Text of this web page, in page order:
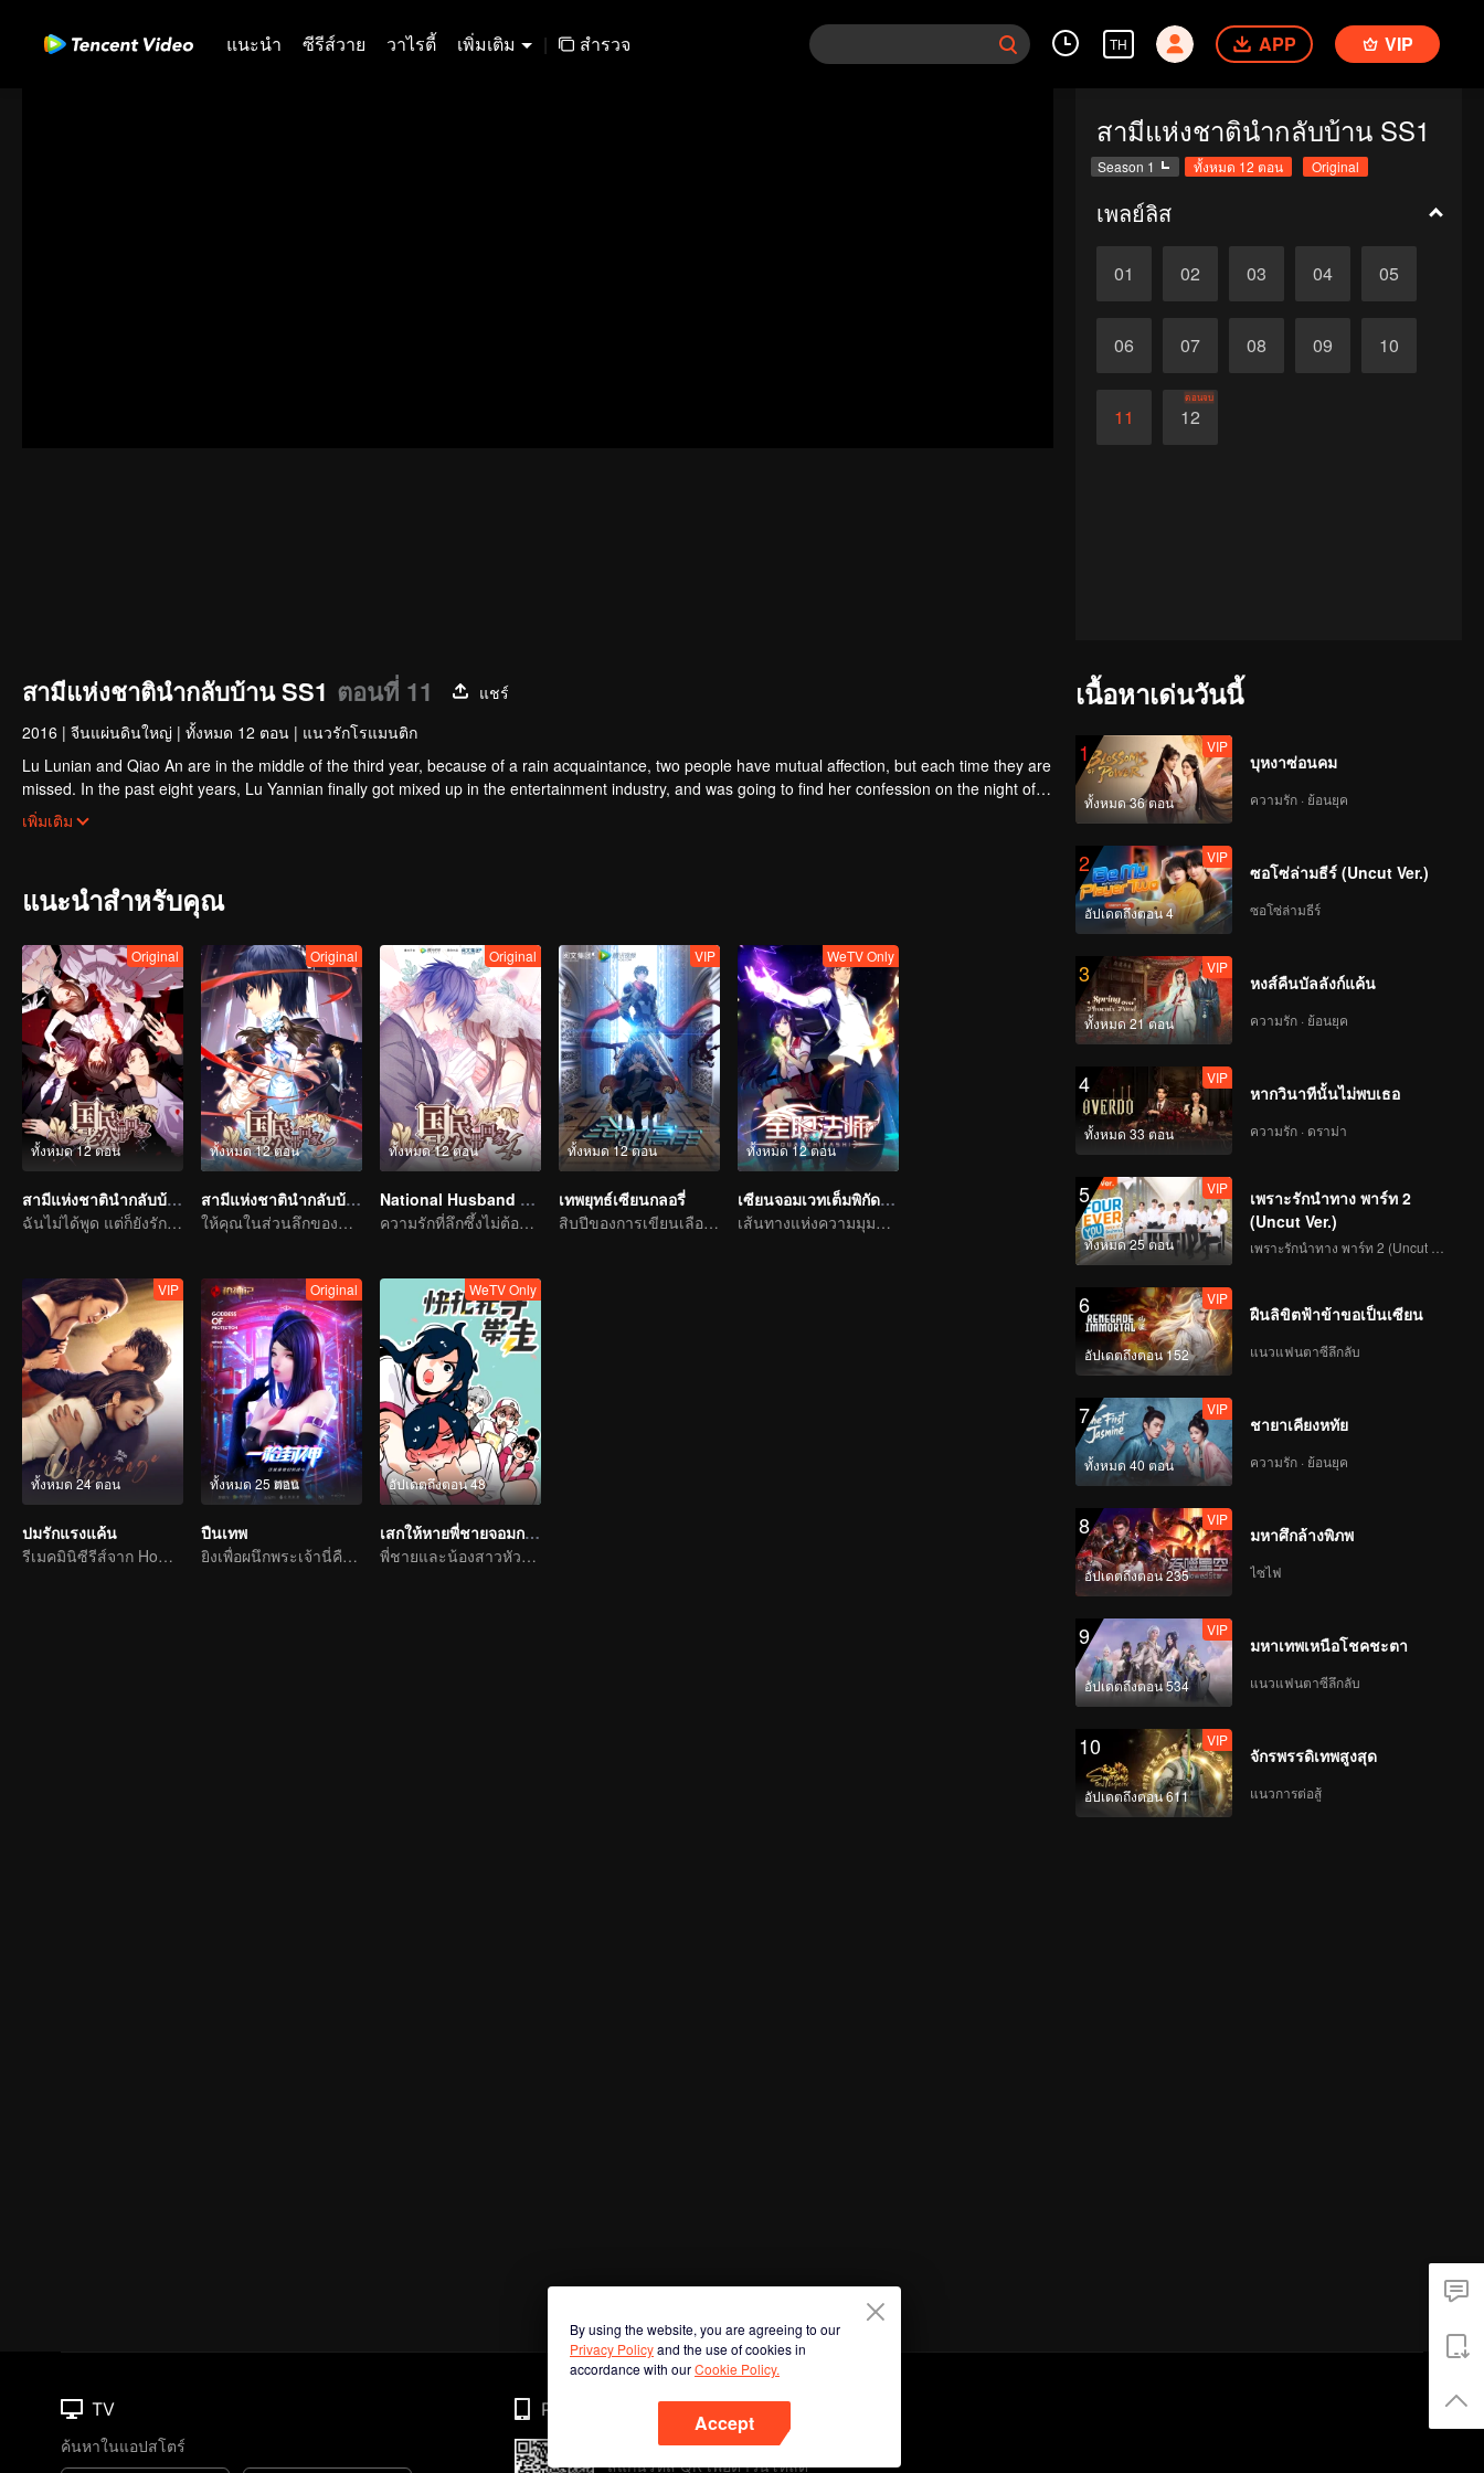
แนะนำ ซีรีส์วาย วาไรตี้ เพิ่มเติม | สำรวจ TH APP VIP
สามีแห่งชาตินำกลับบ้าน SS1
Season 1 ทั้งหมด 12 ตอน Original
เพลย์ลิส
01 02 03 04 05
06 07 08 09 10
11 12
ตอนจบ
สามีแห่งชาตินำกลับบ้าน SS1 ตอนที่ 11
แชร์
2016 | จีนแผ่นดินใหญ่ | ทั้งหมด 12 ตอน | แนวรักโรแมนติก
Lu Lunian and Qiao An are in the middle of the third year, because of a rain acquaintance, two people have mutual affection, but each time they are
missed. In the past eight years, Lu Yannian finally got mixed up in the entertainment industry, and was going to find her confession on the night of
Joan’s birthday. Also failed due to misunderstanding.
Five years later, Han Ruchu looked for Lu Jianian to play Xu Jiamu, and then released the news of marriage with Joan. In an attempt to
เพิ่มเติม
แนะนำสำหรับคุณ
ทั้งหมด 12 ตอน
Original
สามีแห่งชาตินำกลับบ้าน SS2
ฉันไม่ได้พูด แต่ก็ยังรักคุณ
ทั้งหมด 12 ตอน
Original
สามีแห่งชาตินำกลับบ้าน SS3
ให้คุณในส่วนลึกของหัวใจของฉัน
ทั้งหมด 12 ตอน
Original
National Husband Bring Home SS4
ความรักที่ลึกซึ้งไม่ต้องพูดอะไรมาก
ทั้งหมด 12 ตอน
VIP
เทพยุทธ์เซียนกลอรี่
สิบปีของการเขียนเลือดที่ยอดเยี่ยม
ทั้งหมด 12 ตอน
WeTV Only
เซียนจอมเวทเต็มพิกัด ซีซัน1
เส้นทางแห่งความมุมานะในการฝึกพัฒนาตนเอง
ทั้งหมด 24 ตอน
VIP
ปมรักแรงแค้น
รีเมคมินิซีรีส์จาก Home Temptation
ทั้งหมด 25 ตอน
Original
ปืนเทพ
ยิงเพื่อผนึกพระเจ้านี่คือการต่อสู้ของเรา!
อัปเดตถึงตอน 48
WeTV Only
เสกให้หายพี่ชายจอมกวน
พี่ชายและน้องสาวหัวเราะท้องแข็งทุกวัน
เนื้อหาเด่นวันนี้
1
ทั้งหมด 36 ตอน
VIP
บุหงาซ่อนคม
ความรัก · ย้อนยุค
2
อัปเดตถึงตอน 4
VIP
ซอโซ่ล่ามธีร์ (Uncut Ver.)
ซอโซ่ล่ามธีร์
3
ทั้งหมด 21 ตอน
VIP
หงส์คืนบัลลังก์แค้น
ความรัก · ย้อนยุค
4
ทั้งหมด 33 ตอน
VIP
หากวินาทีนั้นไม่พบเธอ
ความรัก · ดราม่า
5
ทั้งหมด 25 ตอน
VIP
เพราะรักนำทาง พาร์ท 2
(Uncut Ver.)
6
อัปเดตถึงตอน 152
VIP
ฝืนลิขิตฟ้าข้าขอเป็นเซียน
แนวแฟนตาซีลึกลับ
7
ทั้งหมด 40 ตอน
VIP
ชายาเคียงหทัย
ความรัก · ย้อนยุค
8
อัปเดตถึงตอน 235
VIP
มหาศึกล้างพิภพ
ไซไฟ
9
อัปเดตถึงตอน 534
VIP
มหาเทพเหนือโชคชะตา
แนวแฟนตาซีลึกลับ
10
อัปเดตถึงตอน 611
VIP
จักรพรรดิเทพสูงสุด
แนวการต่อสู้
By using the website, you are agreeing to our
Privacy Policyand the use of cookies in
accordance with ourCookie Policy.
Accept
TV
ค้นหาในแอปสโตร์
Phone
สแกนรหัส QR เพื่อดาวน์โหลด